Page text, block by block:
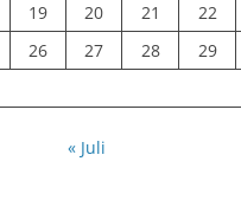
19 20 21 22
26 27 28 29
« Juli